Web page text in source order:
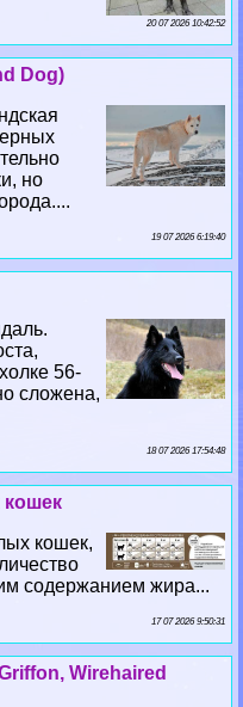
20 07 2026 10:42:52
Dog)
но
19 07 2026 6:19:40
56-
сложена,
18 07 2026 17:54:48
кошек,
содержанием жира...
17 07 2026 9:50:31
Wirehaired